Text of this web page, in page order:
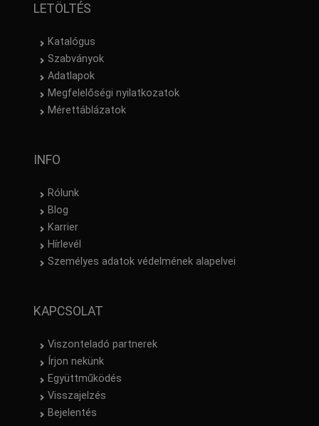
LETÖLTÉS
Katalógus
Szabványok
Adatlapok
Megfelelőségi nyilatkozatok
Mérettáblázatok
INFO
Rólunk
Blog
Karrier
Hírlevél
Személyes adatok védelmének alapelvei
KAPCSOLAT
Viszonteladó partnerek
Írjon nekünk
Együttműködés
Visszajelzés
Bejelentés